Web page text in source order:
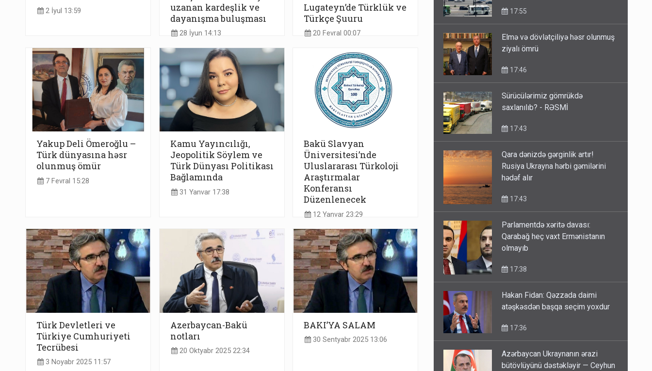
2 İyul 13:59
uzanan kardeşlik ve
dayanışma buluşması
28 İyun 14:13
Lugateyn’de Türklük ve
Türkçe Şuuru
20 Fevral 00:07
Yakup Deli Ömeroğlu –
Türk dünyasına həsr
olunmuş ömür
7 Fevral 15:28
Kamu Yayıncılığı,
Jeopolitik Söylem ve
Türk Dünyası Politikası
Bağlamında
31 Yanvar 17:38
Bakü Slavyan
Üniversitesi’nde
Uluslararası Türkoloji
Araştırmalar
Konferansı
Düzenlenecek
12 Yanvar 23:29
Türk Devletleri ve
Türkiye Cumhuriyeti
Tecrübesi
3 Noyabr 2025 11:57
Azerbaycan-Bakü
notları
20 Oktyabr 2025 22:34
BAKI’YA SALAM
30 Sentyabr 2025 13:06
17:55
Elmə və dövlətçiliyə həsr olunmuş
ziyalı ömrü
17:46
Sürücülərimiz gömrükdə
saxlanılıb? - RƏSMİ
17:43
Qara dənizdə gərginlik artır!
Rusiya Ukrayna hərbi gəmilərini
hədəf alır
17:43
Parlamentdə xəritə davası:
Qarabağ heç vaxt Ermənistanın
olmayıb
17:38
Hakan Fidan: Qəzzada daimi
atəşkəsdən başqa seçim yoxdur
17:36
Azərbaycan Ukraynanın ərazi
bütövlüyünü dəstəkləyir — Ceyhun